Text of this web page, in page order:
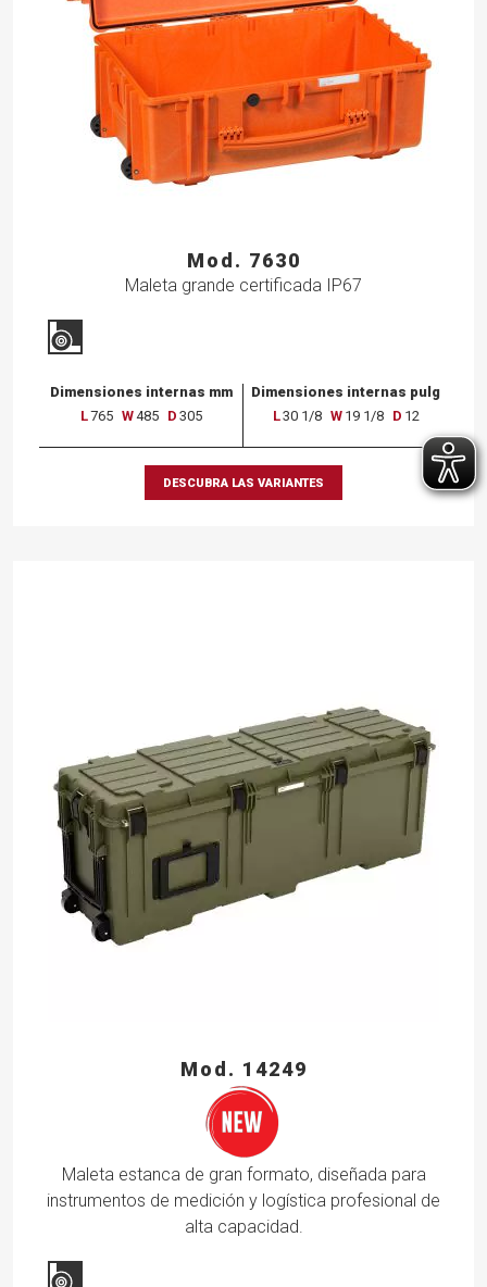
Mod. 7630
Maleta grande certificada IP67
Dimensiones internas mm
L765 W485 D 305
Dimensiones internas pulg
L30 1/8 W 19 1/8 D 12
DESCUBRA LAS VARIANTES
Mod. 14249
Maleta estanca de gran formato, diseñada para
instrumentos de medición y logística profesional de
alta capacidad.